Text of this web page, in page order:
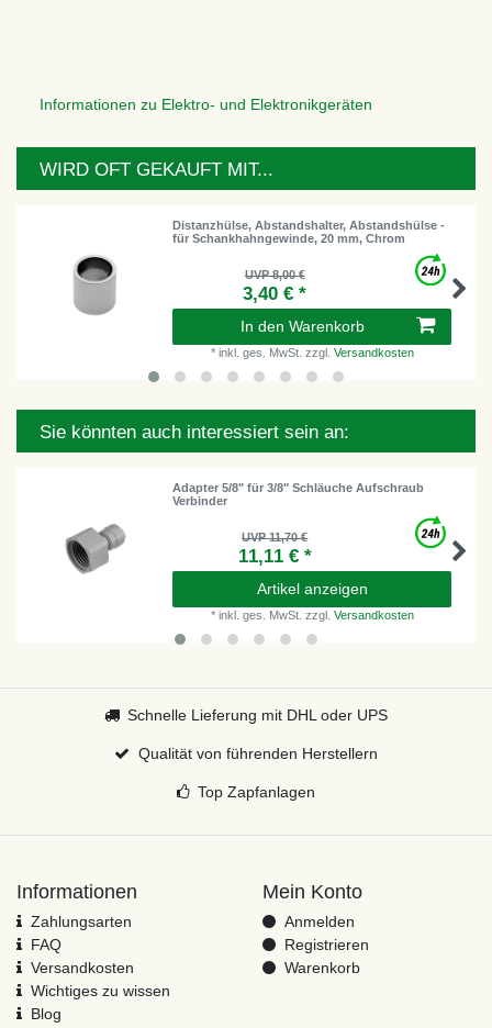
Informationen zu Elektro- und Elektronikgeräten
WIRD OFT GEKAUFT MIT...
Distanzhülse, Abstandshalter, Abstandshülse -
für Schankhahngewinde, 20 mm, Chrom
UVP 8,00 €
3,40 € *
In den Warenkorb
* inkl. ges. MwSt. zzgl. Versandkosten
Sie könnten auch interessiert sein an:
Adapter 5/8" für 3/8" Schläuche Aufschraub
Verbinder
UVP 11,70 €
11,11 € *
Artikel anzeigen
* inkl. ges. MwSt. zzgl. Versandkosten
Schnelle Lieferung mit DHL oder UPS
Qualität von führenden Herstellern
Top Zapfanlagen
Informationen
Zahlungsarten
FAQ
Versandkosten
Wichtiges zu wissen
Blog
Mein Konto
Anmelden
Registrieren
Warenkorb